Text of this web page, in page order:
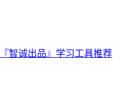
『智诚出品』学习工具推荐